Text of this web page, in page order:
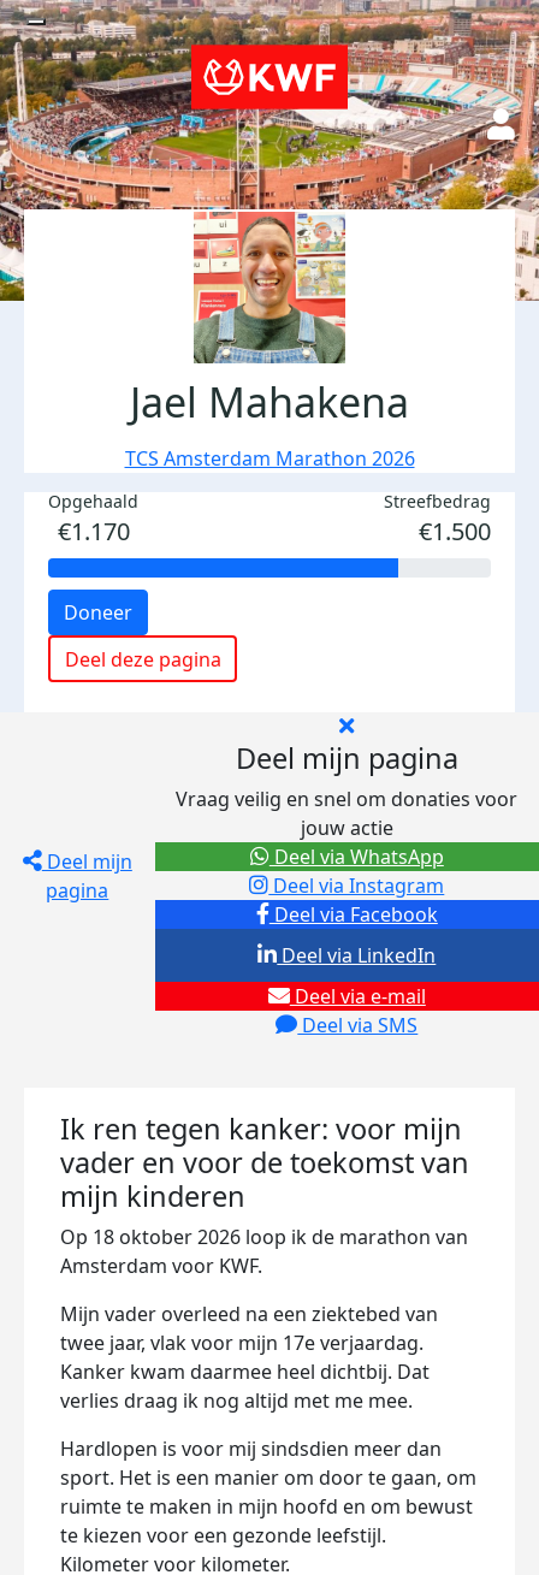
Jael Mahakena
TCS Amsterdam Marathon 2026
Opgehaald
€1.170
Streefbedrag
€1.500
Doneer
Deel deze pagina
Deel mijn
pagina
Deel mijn pagina
Vraag veilig en snel om donaties voor
jouw actie
Deel via Facebook
Deel via Instagram
Deel via e-mail
Deel via SMS
Deel via LinkedIn
Deel via WhatsApp
Ik ren tegen kanker: voor mijn
vader en voor de toekomst van
mijn kinderen
Op 18 oktober 2026 loop ik de marathon van
Amsterdam voor KWF.
Mijn vader overleed na een ziektebed van
twee jaar, vlak voor mijn 17e verjaardag.
Kanker kwam daarmee heel dichtbij. Dat
verlies draag ik nog altijd met me mee.
Hardlopen is voor mij sindsdien meer dan
sport. Het is een manier om door te gaan, om
ruimte te maken in mijn hoofd en om bewust
te kiezen voor een gezonde leefstijl.
Kilometer voor kilometer.